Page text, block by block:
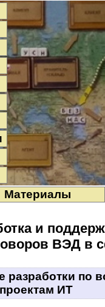
Материалы
и
ВЭД в
разработки по
проектам ИТ